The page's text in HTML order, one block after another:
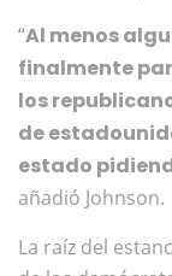
“Al menos
finalmente
los
de
estado
añadió Johnson.
La raíz del